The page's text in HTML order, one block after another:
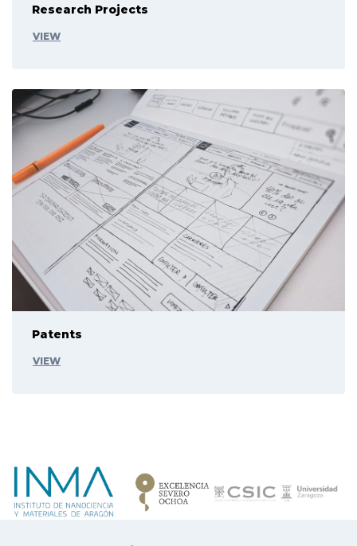
Research Projects
VIEW
Patents
VIEW